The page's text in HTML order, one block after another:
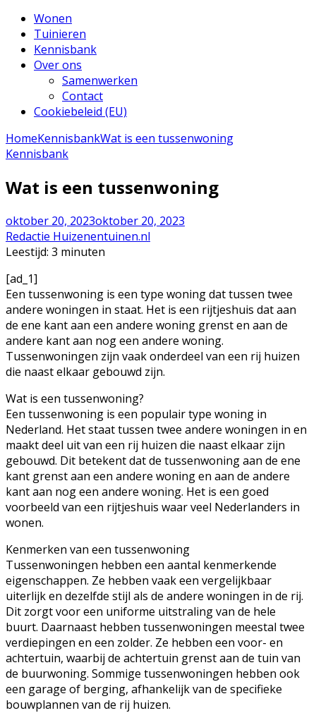
Huizen en Tuinen
Wonen
Tuinieren
Kennisbank
Over ons
Samenwerken
Contact
Cookiebeleid (EU)
HomeKennisbankWat is een tussenwoning
Kennisbank
Wat is een tussenwoning
oktober 20, 2023oktober 20, 2023
Redactie Huizenentuinen.nl
Leestijd: 3 minuten
[ad_1]
Een tussenwoning is een type woning dat tussen twee
andere woningen in staat. Het is een rijtjeshuis dat aan
de ene kant aan een andere woning grenst en aan de
andere kant aan nog een andere woning.
Tussenwoningen zijn vaak onderdeel van een rij huizen
die naast elkaar gebouwd zijn.
Wat is een tussenwoning?
Een tussenwoning is een populair type woning in
Nederland. Het staat tussen twee andere woningen in en
maakt deel uit van een rij huizen die naast elkaar zijn
gebouwd. Dit betekent dat de tussenwoning aan de ene
kant grenst aan een andere woning en aan de andere
kant aan nog een andere woning. Het is een goed
voorbeeld van een rijtjeshuis waar veel Nederlanders in
wonen.
Kenmerken van een tussenwoning
Tussenwoningen hebben een aantal kenmerkende
eigenschappen. Ze hebben vaak een vergelijkbaar
uiterlijk en dezelfde stijl als de andere woningen in de rij.
Dit zorgt voor een uniforme uitstraling van de hele
buurt. Daarnaast hebben tussenwoningen meestal twee
verdiepingen en een zolder. Ze hebben een voor- en
achtertuin, waarbij de achtertuin grenst aan de tuin van
de buurwoning. Sommige tussenwoningen hebben ook
een garage of berging, afhankelijk van de specifieke
bouwplannen van de rij huizen.